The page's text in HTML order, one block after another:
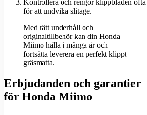
Kontrollera och rengör klippbladen ofta
för att undvika slitage.
Med rätt underhåll och
originaltillbehör kan din Honda
Miimo hålla i många år och
fortsätta leverera en perfekt klippt
gräsmatta.
Erbjudanden och garantier
för Honda Miimo